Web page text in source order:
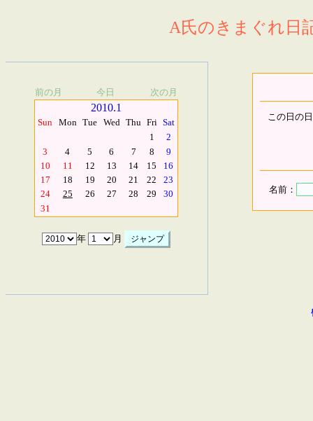
A氏のきまぐれ日
前の月 今日 次の月
2010.1
Sun Mon Tue Wed Thu Fri Sat
1
2
3
4 5 6 7 8
9
10
11 12 13 14 15
16
17
18 19 20 21 22
23
24
25 26 27 28 29
30
31
年 月
この日の
名前：